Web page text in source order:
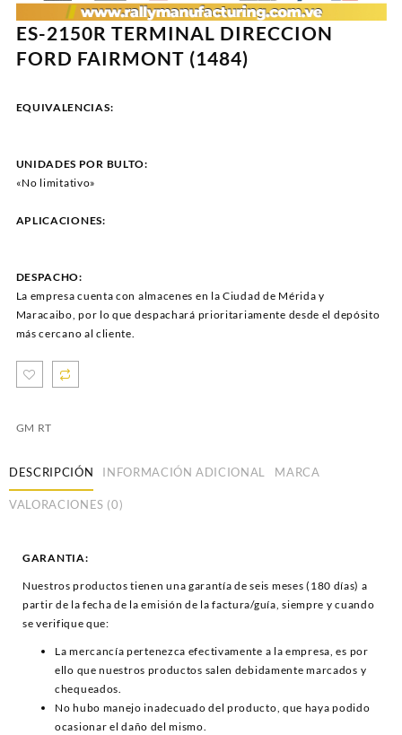
ES-2150R TERMINAL DIRECCION
FORD FAIRMONT (1484)
EQUIVALENCIAS:
UNIDADES POR BULTO:
«No limitativo»
APLICACIONES:
DESPACHO:
La empresa cuenta con almacenes en la Ciudad de Mérida y
Maracaibo, por lo que despachará prioritariamente desde el depósito
más cercano al cliente.
GM RT
DESCRIPCIÓN INFORMACIÓN ADICIONAL MARCA
VALORACIONES (0)
GARANTIA:
Nuestros productos tienen una garantía de seis meses (180 días) a
partir de la fecha de la emisión de la factura/guía, siempre y cuando
se verifique que:
La mercancía pertenezca efectivamente a la empresa, es por
ello que nuestros productos salen debidamente marcados y
chequeados.
No hubo manejo inadecuado del producto, que haya podido
ocasionar el daño del mismo.